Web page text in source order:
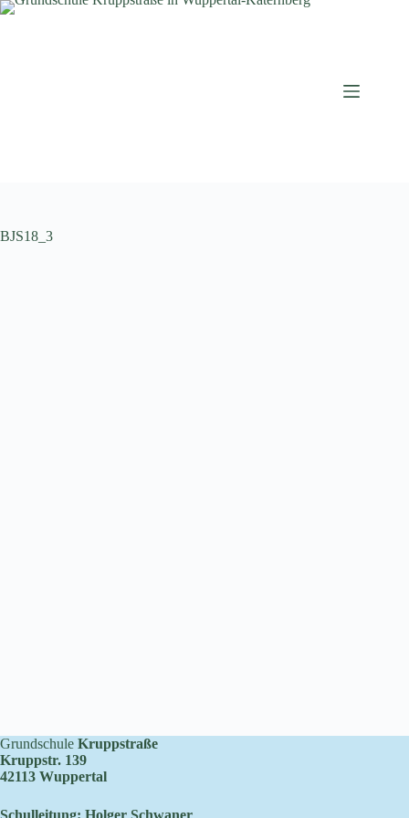
Zum
BJS18_3
Grundschule Kruppstraße
Kruppstr. 139
42113 Wuppertal
Schulleitung: Holger Schwaner